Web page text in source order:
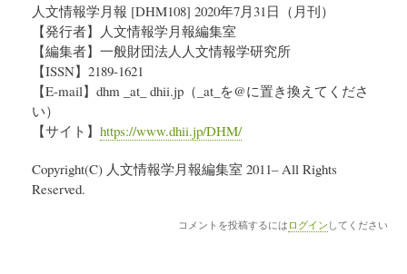
人文情報学月報 [DHM108] 2020年7月31日（月刊）
【発行者】人文情報学月報編集室
【編集者】一般財団法人人文情報学研究所
【ISSN】2189-1621
【E-mail】dhm _at_ dhii.jp（_at_を@に置き換えてくださ
い）
【サイト】 https://www.dhii.jp/DHM/
Copyright(C) 人文情報学月報編集室 2011– All Rights
Reserved.
コメントを投稿するにはログインしてください